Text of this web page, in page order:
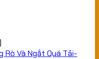
Rò Và Ngắt Quá Tải-